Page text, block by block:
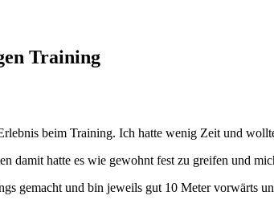
Training
beim Training. Ich hatte wenig Zeit und
damit hatte es wie gewohnt fest zu greifen und
gemacht und bin jeweils gut 10 Meter vorwärts